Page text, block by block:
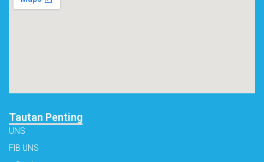
Tautan Penting
UNS
FIB UNS